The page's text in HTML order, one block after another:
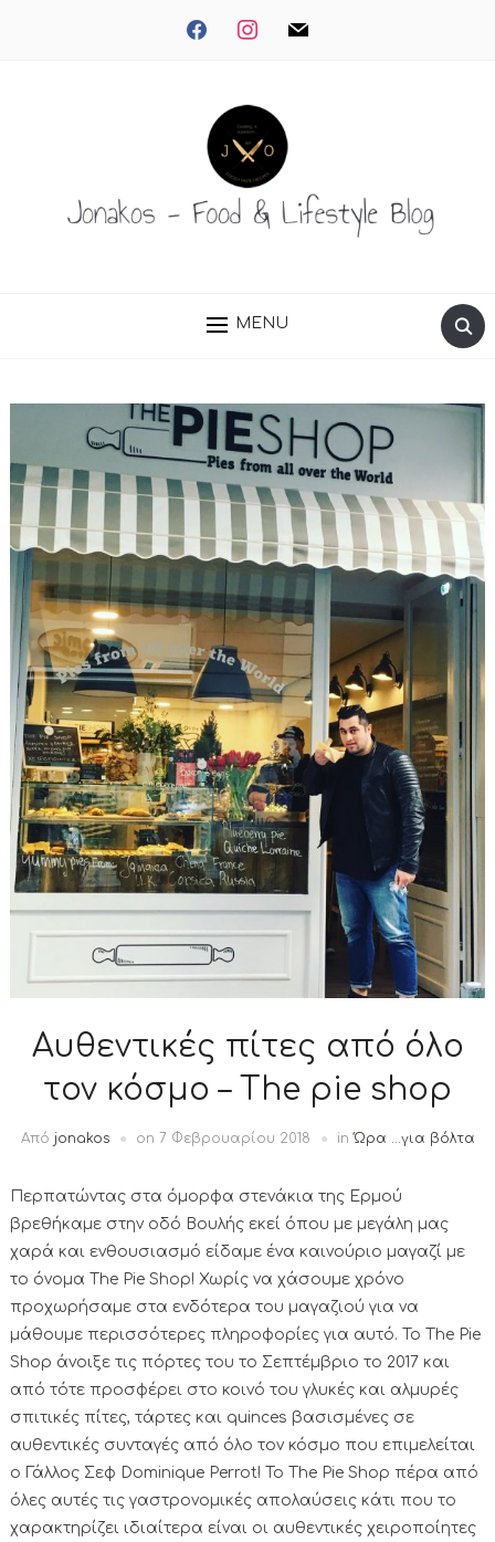
facebookinstagrammail
MENU
Αυθεντικές πίτες από όλο
τον κόσμο – The pie shop
Από jonakos on 7 Φεβρουαρίου 2018 inΏρα ...για βόλτα
Περπατώντας στα όμορφα στενάκια της Ερμού
βρεθήκαμε στην οδό Βουλής εκεί όπου με μεγάλη μας
χαρά και ενθουσιασμό είδαμε ένα καινούριο μαγαζί με
το όνομα The Pie Shop! Χωρίς να χάσουμε χρόνο
προχωρήσαμε στα ενδότερα του μαγαζιού για να
μάθουμε περισσότερες πληροφορίες για αυτό. Το The Pie
Shop άνοιξε τις πόρτες του το Σεπτέμβριο το 2017 και
από τότε προσφέρει στο κοινό του γλυκές και αλμυρές
σπιτικές πίτες, τάρτες και quinces βασισμένες σε
αυθεντικές συνταγές από όλο τον κόσμο που επιμελείται
ο Γάλλος Σεφ Dominique Perrot! To The Pie Shop πέρα από
όλες αυτές τις γαστρονομικές απολαύσεις κάτι που το
χαρακτηρίζει ιδιαίτερα είναι οι αυθεντικές χειροποίητες